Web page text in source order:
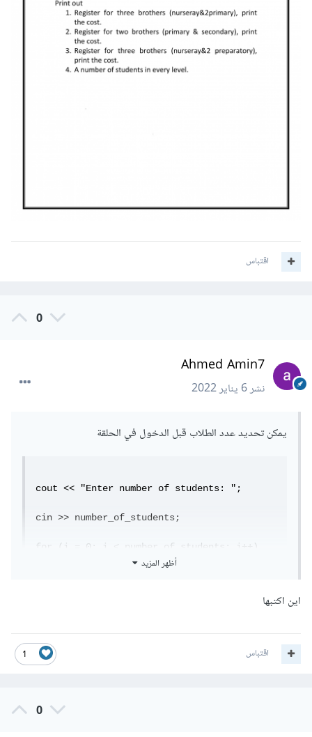
اقتباس
0
Ahmed Amin7
نشر6 يناير 2022
يمكن تحديد عدد الطلاب قبل الدخول في الحلقة
cout << "Enter number of students: ";
cin >> number_of_students;
for (i = 0; i < number_of_students; i++)
يحوي تفاصيل
أظهر المزيد
اين اكتبها
1 اقتباس
0